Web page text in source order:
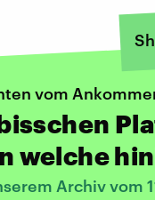
vom
welche
Archiv vom